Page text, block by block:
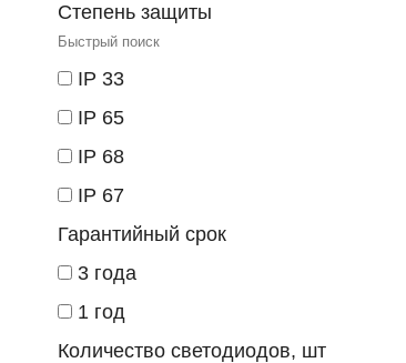
Степень защиты
IP 33
IP 65
IP 68
IP 67
Гарантийный срок
3 года
1 год
Количество светодиодов, шт